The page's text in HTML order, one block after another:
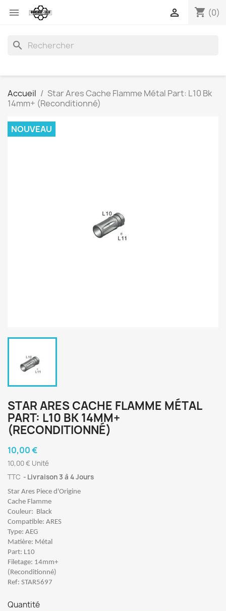
 shopping_cart (0)

search
Accueil
Star Ares Cache Flamme Métal Part: L10 Bk
14mm+ (Reconditionné)
NOUVEAU
STAR ARES CACHE FLAMME MÉTAL
PART: L10 BK 14MM+
(RECONDITIONNÉ)
10,00 €
10,00 € Unité
TTC
Livraison 3 à 4 Jours
Star Ares Piece d'Origine
Cache Flamme
Couleur: Black
Compatible: ARES
Type: AEG
Matière: Métal
Part: L10
Filetage: 14mm+
(Reconditionné)
Ref: STAR5697
Quantité